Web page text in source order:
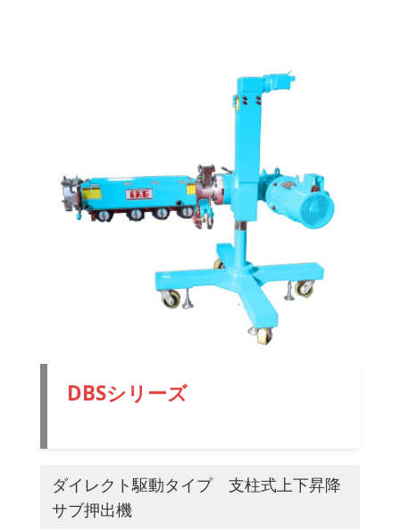
DBSシリーズ
ダイレクト駆動タイプ 支柱式上下昇降
サブ押出機